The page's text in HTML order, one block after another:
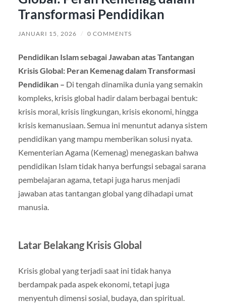
Transformasi Pendidikan
JANUARI 15, 2026 / 0 COMMENTS
Pendidikan Islam sebagai Jawaban atas Tantangan
Krisis Global: Peran Kemenag dalam Transformasi
Pendidikan – Di tengah dinamika dunia yang semakin
kompleks, krisis global hadir dalam berbagai bentuk:
krisis moral, krisis lingkungan, krisis ekonomi, hingga
krisis kemanusiaan. Semua ini menuntut adanya sistem
pendidikan yang mampu memberikan solusi nyata.
Kementerian Agama (Kemenag) menegaskan bahwa
pendidikan Islam tidak hanya berfungsi sebagai sarana
pembelajaran agama, tetapi juga harus menjadi
jawaban atas tantangan global yang dihadapi umat
manusia.
Latar Belakang Krisis Global
Krisis global yang terjadi saat ini tidak hanya
berdampak pada aspek ekonomi, tetapi juga
menyentuh dimensi sosial, budaya, dan spiritual.